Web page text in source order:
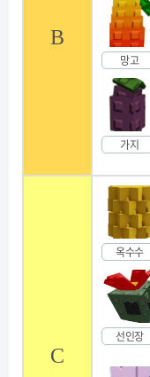
B
망고
가지
C
옥수수
선인장